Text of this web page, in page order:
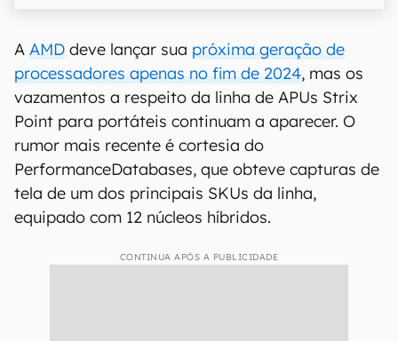
A AMD deve lançar sua próxima geração de
processadores apenas no fim de 2024, mas os
vazamentos a respeito da linha de APUs Strix
Point para portáteis continuam a aparecer. O
rumor mais recente é cortesia do
PerformanceDatabases, que obteve capturas de
tela de um dos principais SKUs da linha,
equipado com 12 núcleos híbridos.
CONTINUA APÓS A PUBLICIDADE